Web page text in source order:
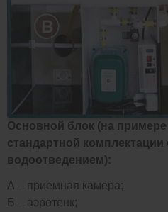
Основной блок (на
стандартной
водоотведением):
А – приемная камера;
Б – аэротенк;